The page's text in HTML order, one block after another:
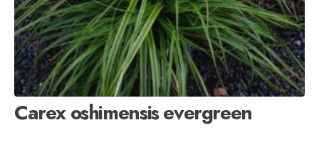
Carex oshimensis evergreen